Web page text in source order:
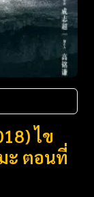
ไข
ะ ตอนที่